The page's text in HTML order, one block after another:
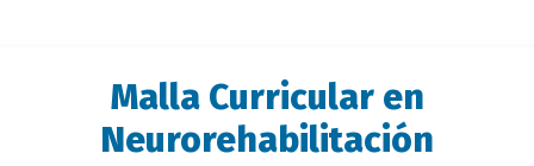
Malla Curricular en
Neurorehabilitación